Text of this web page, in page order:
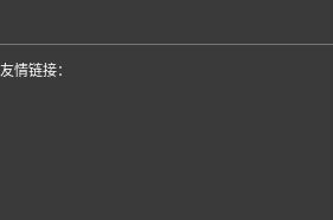
友情链接：